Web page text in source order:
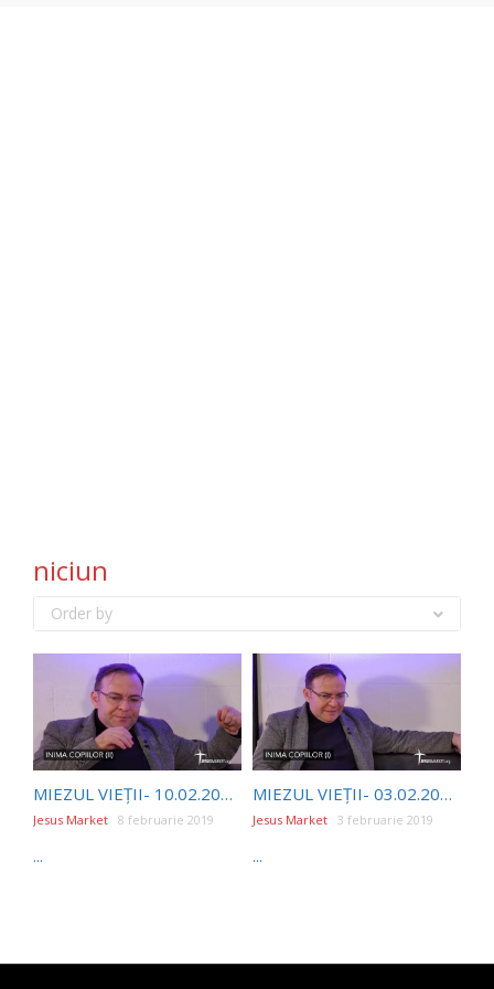
niciun
Order by
MIEZUL VIEȚII- 10.02.2019- INIMA COPIILOR (II)- ADELINA TONCEAN
Jesus Market 8 februarie 2019
...
MIEZUL VIEȚII- 03.02.2019- INIMA COPIILOR (I)- ADELINA TONCEAN
Jesus Market 3 februarie 2019
...